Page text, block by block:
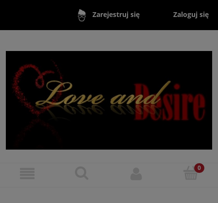
Zarejestruj się Zaloguj się